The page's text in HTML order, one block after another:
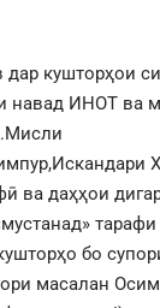
кушторҳои
навад ИНОТ ва
ва даҳҳои
бо
масалан